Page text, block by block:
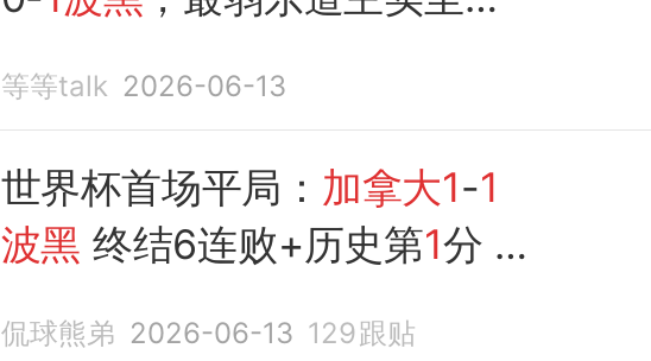
等等talk 2026-06-13
世界杯首场平局： 加拿大1-1
波黑 终结6连败+历史第1分 破
侃球熊弟 2026-06-13 129跟贴